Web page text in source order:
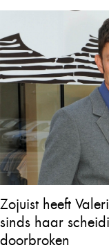
Zojuist heeft
sinds haar
doorbroken